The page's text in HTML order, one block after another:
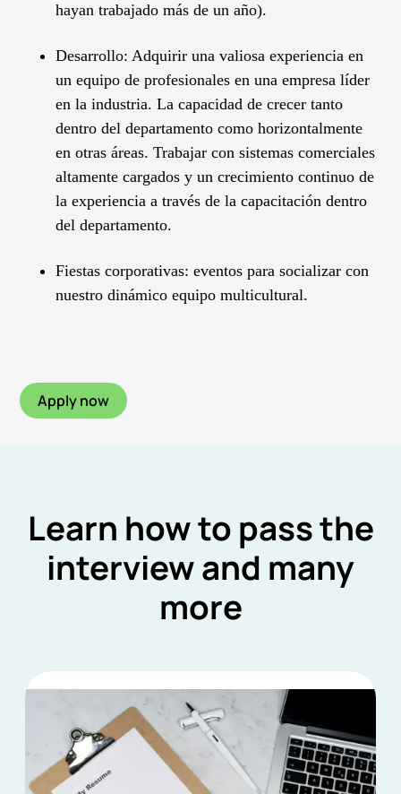
hayan trabajado más de un año).
Desarrollo: Adquirir una valiosa experiencia en
un equipo de profesionales en una empresa líder
en la industria. La capacidad de crecer tanto
dentro del departamento como horizontalmente
en otras áreas. Trabajar con sistemas comerciales
altamente cargados y un crecimiento continuo de
la experiencia a través de la capacitación dentro
del departamento.
Fiestas corporativas: eventos para socializar con
nuestro dinámico equipo multicultural.
Apply now
Learn how to pass the
interview and many
more